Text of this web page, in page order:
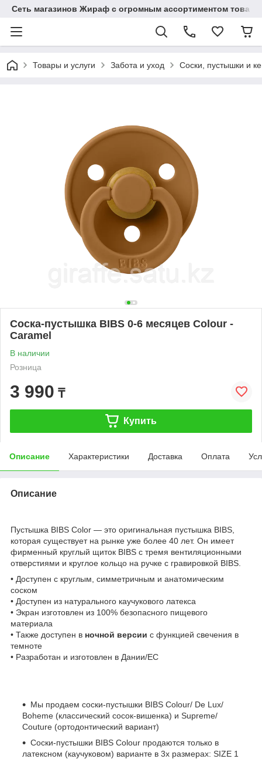
Сеть магазинов Жираф с огромным ассортиментом
Товары и услуги Забота и уход Соски, пустышки и
Cоска-пустышка BIBS 0-6 месяцев Colour -
Caramel
В наличии
Розница
3 990 ₸
Купить
Описание Характеристики Доставка Оплата
Описание
Пустышка BIBS Color — это оригинальная пустышка BIBS,
которая существует на рынке уже более 40 лет. Он имеет
фирменный круглый щиток BIBS с тремя вентиляционными
отверстиями и круглое кольцо на ручке с гравировкой BIBS.
• Доступен с круглым, симметричным и анатомическим
соском
• Доступен из натурального каучукового латекса
• Экран изготовлен из 100% безопасного пищевого
материала
• Также доступен в ночной версии с функцией свечения в
темноте
• Разработан и изготовлен в Дании/ЕС
Мы продаем соски-пустышки BIBS Colour/ De Lux/
Boheme (классический сосок-вишенка) и Supreme/
Couture (ортодонтический вариант)
Соски-пустышки BIBS Colour продаются только в
латексном (каучуковом) варианте в 3х размерах: SIZE 1